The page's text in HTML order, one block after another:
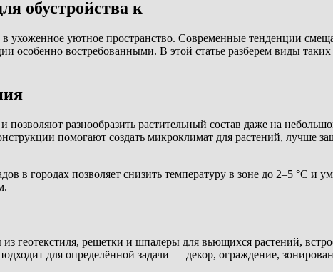
обустройства к
ухоженное уютное пространство. Современные тенденции
особенно востребованными. В этой статье разберем виды
разнообразить растительный состав даже на
помогают создать микроклимат для растений, лучше
в городах позволяет снизить температуру в зоне до 2–5 °C и
геотекстиля, решетки и шпалеры для вьющихся растений,
для определённой задачи — декор, ограждение,